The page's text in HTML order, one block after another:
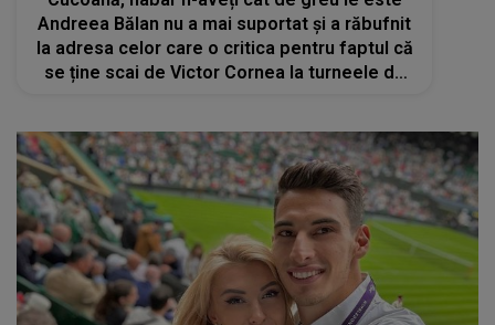
Andreea Bălan nu a mai suportat și a răbufnit
la adresa celor care o critica pentru faptul că
se ține scai de Victor Cornea la turneele de